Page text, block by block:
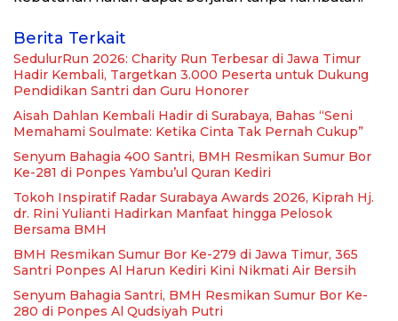
Berita Terkait
SedulurRun 2026: Charity Run Terbesar di Jawa Timur
Hadir Kembali, Targetkan 3.000 Peserta untuk Dukung
Pendidikan Santri dan Guru Honorer
Aisah Dahlan Kembali Hadir di Surabaya, Bahas “Seni
Memahami Soulmate: Ketika Cinta Tak Pernah Cukup”
Senyum Bahagia 400 Santri, BMH Resmikan Sumur Bor
Ke-281 di Ponpes Yambu’ul Quran Kediri
Tokoh Inspiratif Radar Surabaya Awards 2026, Kiprah Hj.
dr. Rini Yulianti Hadirkan Manfaat hingga Pelosok
Bersama BMH
BMH Resmikan Sumur Bor Ke-279 di Jawa Timur, 365
Santri Ponpes Al Harun Kediri Kini Nikmati Air Bersih
Senyum Bahagia Santri, BMH Resmikan Sumur Bor Ke-
280 di Ponpes Al Qudsiyah Putri